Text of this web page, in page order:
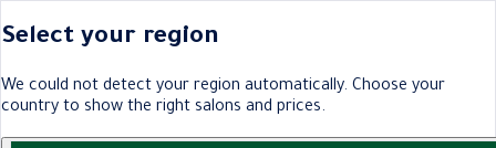
Select your region
We could not detect your region automatically. Choose your
country to show the right salons and prices.